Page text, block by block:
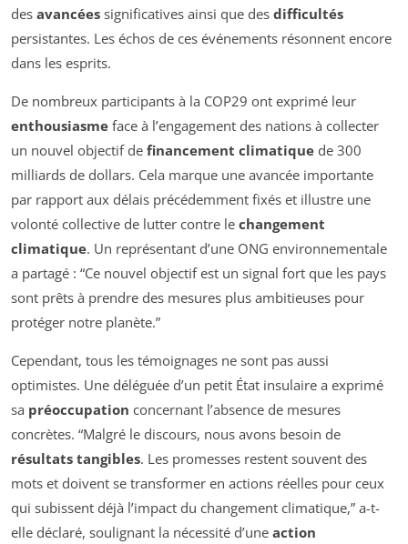
des avancées significatives ainsi que des difficultés
persistantes. Les échos de ces événements résonnent encore
dans les esprits.
De nombreux participants à la COP29 ont exprimé leur
enthousiasme face à l’engagement des nations à collecter
un nouvel objectif de financement climatique de 300
milliards de dollars. Cela marque une avancée importante
par rapport aux délais précédemment fixés et illustre une
volonté collective de lutter contre le changement
climatique. Un représentant d’une ONG environnementale
a partagé : “Ce nouvel objectif est un signal fort que les pays
sont prêts à prendre des mesures plus ambitieuses pour
protéger notre planète.”
Cependant, tous les témoignages ne sont pas aussi
optimistes. Une déléguée d’un petit État insulaire a exprimé
sa préoccupation concernant l’absence de mesures
concrètes. “Malgré le discours, nous avons besoin de
résultats tangibles. Les promesses restent souvent des
mots et doivent se transformer en actions réelles pour ceux
qui subissent déjà l’impact du changement climatique,” a-t-
elle déclaré, soulignant la nécessité d’une action